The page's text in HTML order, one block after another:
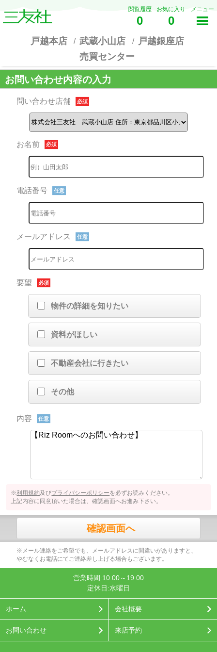
閲覧履歴
0
お気に入り
0
メニュー
戸越本店 武蔵小山店
戸越銀座店
売買センター
お問い合わせ内容の入力
問い合わせ店舗 必須
お名前 必須
電話番号 任意
メールアドレス 任意
要望 必須
物件の詳細を知りたい
資料がほしい
不動産会社に行きたい
その他
内容 任意
※利用規約及びプライバシーポリシーを必ずお読みください。
上記内容に同意頂いた場合は、確認画面へお進み下さい。
確認画面へ
※メール連絡をご希望でも、メールアドレスに間違いがありますと、
やむなくお電話にてご連絡差し上げる場合もございます。
営業時間:10:00～19:00
定休日:水曜日
ホーム 会社概要
お問い合わせ 来店予約